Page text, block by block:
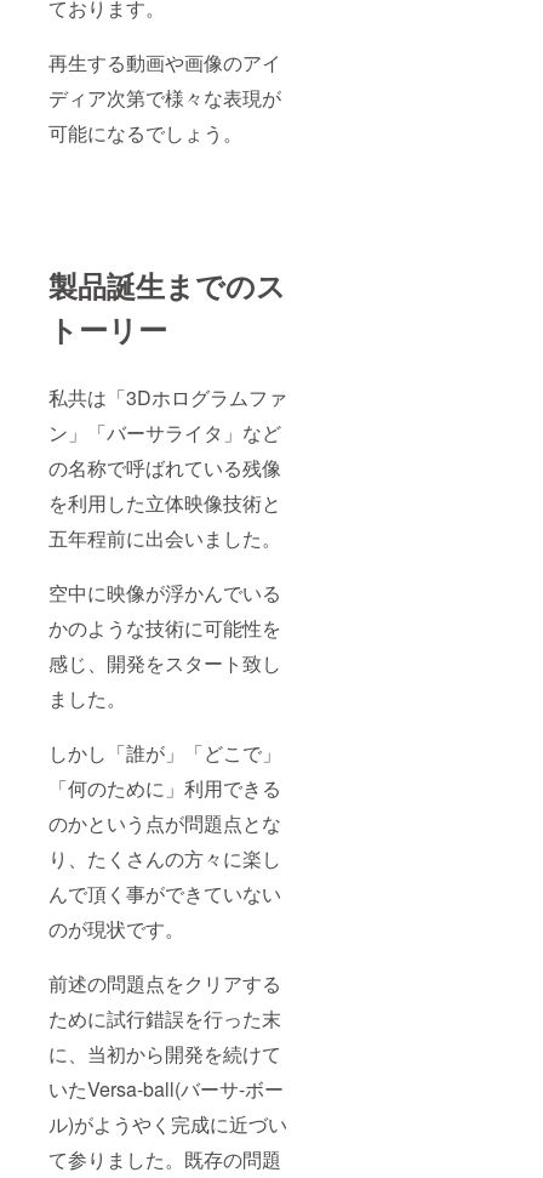
ております。
再生する動画や画像のアイ
ディア次第で様々な表現が
可能になるでしょう。
製品誕生までのス
トーリー
私共は「3Dホログラムファ
ン」「バーサライタ」など
の名称で呼ばれている残像
を利用した立体映像技術と
五年程前に出会いました。
空中に映像が浮かんでいる
かのような技術に可能性を
感じ、開発をスタート致し
ました。
しかし「誰が」「どこで」
「何のために」利用できる
のかという点が問題点とな
り、たくさんの方々に楽し
んで頂く事ができていない
のが現状です。
前述の問題点をクリアする
ために試行錯誤を行った末
に、当初から開発を続けて
いたVersa-ball(バーサ-ボー
ル)がようやく完成に近づい
て参りました。既存の問題